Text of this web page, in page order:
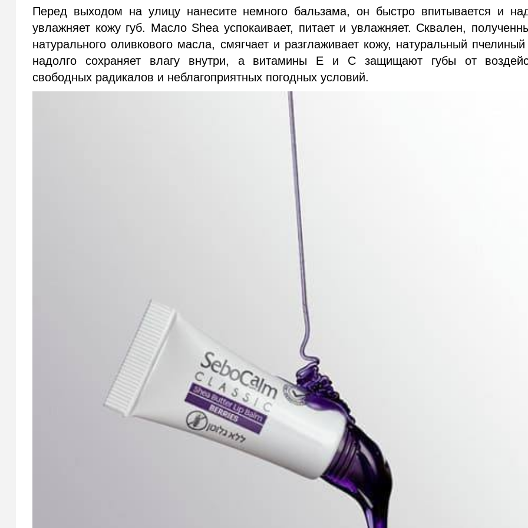
Перед выходом на улицу нанесите немного бальзама, он быстро впитывается и
увлажняет кожу губ. Масло Shea успокаивает, питает и увлажняет. Сквален,
натурального оливкового масла, смягчает и разглаживает кожу, натуральный пчелиный
надолго сохраняет влагу внутри, а витамины Е и С защищают губы от
свободных радикалов и неблагоприятных погодных условий.